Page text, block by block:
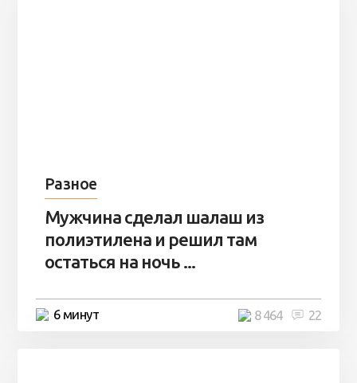
Разное
Мужчина сделал шалаш из
полиэтилена и решил там
остаться на ночь ...
6 минут 22
8 464